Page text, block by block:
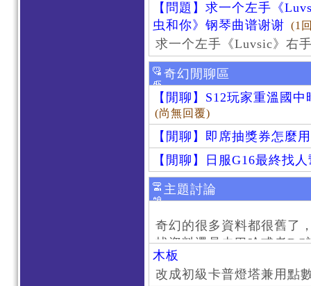
【問題】求一个左手《
虫和你》钢琴曲谱谢谢 (1
求一个左手《Luvsic》右
奇幻閒聊區
【閒聊】S12玩家重溫國
(尚無回覆)
【閒聊】即席抽獎券怎麼
【閒聊】日服G16最終找
主題討論
奇幻的很多資料都很舊了
找資料還是去巴哈或者
了。
木板
改成初級卡普燈塔兼用點